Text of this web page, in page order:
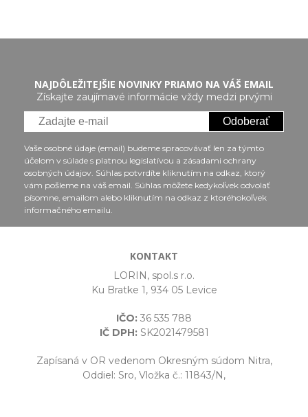
NAJDÔLEŽITEJŠIE NOVINKY PRIAMO NA VÁŠ EMAIL
Získajte zaujímavé informácie vždy medzi prvými
Odoberať
Vaše osobné údaje (email) budeme spracovávať len za týmto
účelom v súlade s platnou legislatívou a zásadami ochrany
osobných údajov. Súhlas potvrdíte kliknutím na odkaz, ktorý
vám pošleme na váš email. Súhlas môžete kedykoľvek odvolať
písomne, emailom alebo kliknutím na odkaz z ktoréhokoľvek
informačného emailu.
KONTAKT
LORIN, spol.s r.o.
Ku Bratke 1, 934 05 Levice
IČO: 36 535 788
IČ DPH:SK2021479581
Zapísaná v OR vedenom Okresným súdom Nitra,
Oddiel: Sro, Vložka č.: 11843/N,